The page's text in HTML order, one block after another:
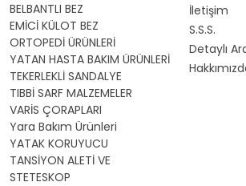
BELBANTLI BEZ
EMİCİ KÜLOT BEZ
ORTOPEDİ ÜRÜNLERİ
YATAN HASTA BAKIM ÜRÜNLERİ
TEKERLEKLİ SANDALYE
TIBBİ SARF MALZEMELER
VARİS ÇORAPLARI
Yara Bakım Ürünleri
YATAK KORUYUCU
TANSİYON ALETİ VE
STETESKOP
İletişim
S.S.S.
Detaylı